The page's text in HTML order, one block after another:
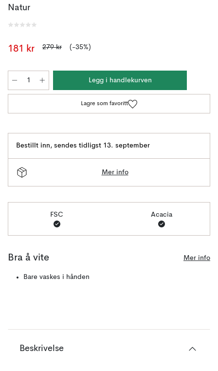
Natur
181 kr 279 kr (-35%)
Legg i handlekurven
Lagre som favoritt
Bestillt inn, sendes tidligst 13. september
Mer info
FSC Acacia
Bra å vite Mer info
Bare vaskes i hånden
Beskrivelse